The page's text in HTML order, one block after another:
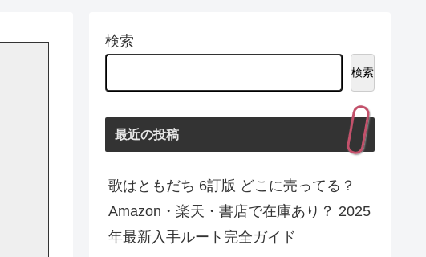
検索
検索
最近の投稿
歌はともだち 6訂版 どこに売ってる？
Amazon・楽天・書店で在庫あり？ 2025
年最新入手ルート完全ガイド